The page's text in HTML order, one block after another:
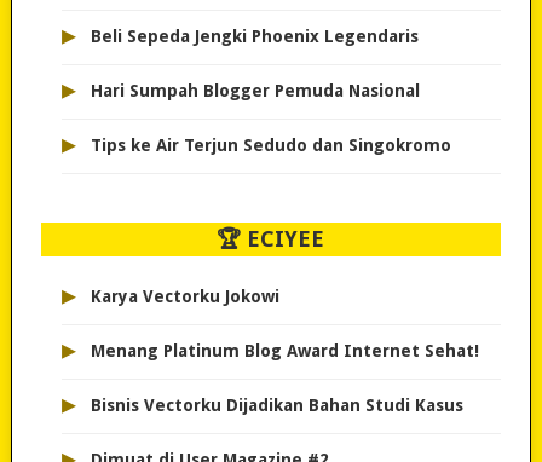
▸ Beli Sepeda Jengki Phoenix Legendaris
▸ Hari Sumpah Blogger Pemuda Nasional
▸ Tips ke Air Terjun Sedudo dan Singokromo
🏆 ECIYEE
▸ Karya Vectorku Jokowi
▸ Menang Platinum Blog Award Internet Sehat!
▸ Bisnis Vectorku Dijadikan Bahan Studi Kasus